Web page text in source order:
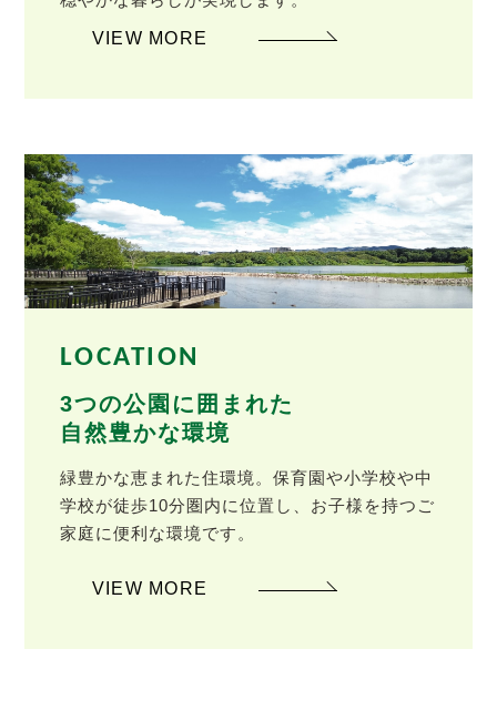
VIEW MORE
LOCATION
3つの公園に囲まれた
自然豊かな環境
緑豊かな恵まれた住環境。保育園や小学校や中
学校が徒歩10分圏内に位置し、お子様を持つご
家庭に便利な環境です。
VIEW MORE